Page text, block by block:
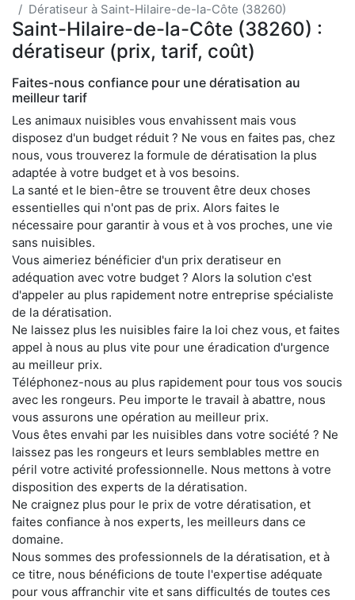
Dératiseur à Saint-Hilaire-de-la-Côte (38260)
Saint-Hilaire-de-la-Côte (38260) :
dératiseur (prix, tarif, coût)
Faites-nous confiance pour une dératisation au
meilleur tarif
Les animaux nuisibles vous envahissent mais vous
disposez d'un budget réduit ? Ne vous en faites pas, chez
nous, vous trouverez la formule de dératisation la plus
adaptée à votre budget et à vos besoins.
La santé et le bien-être se trouvent être deux choses
essentielles qui n'ont pas de prix. Alors faites le
nécessaire pour garantir à vous et à vos proches, une vie
sans nuisibles.
Vous aimeriez bénéficier d'un prix deratiseur en
adéquation avec votre budget ? Alors la solution c'est
d'appeler au plus rapidement notre entreprise spécialiste
de la dératisation.
Ne laissez plus les nuisibles faire la loi chez vous, et faites
appel à nous au plus vite pour une éradication d'urgence
au meilleur prix.
Téléphonez-nous au plus rapidement pour tous vos soucis
avec les rongeurs. Peu importe le travail à abattre, nous
vous assurons une opération au meilleur prix.
Vous êtes envahi par les nuisibles dans votre société ? Ne
laissez pas les rongeurs et leurs semblables mettre en
péril votre activité professionnelle. Nous mettons à votre
disposition des experts de la dératisation.
Ne craignez plus pour le prix de votre dératisation, et
faites confiance à nos experts, les meilleurs dans ce
domaine.
Nous sommes des professionnels de la dératisation, et à
ce titre, nous bénéficions de toute l'expertise adéquate
pour vous affranchir vite et sans difficultés de toutes ces